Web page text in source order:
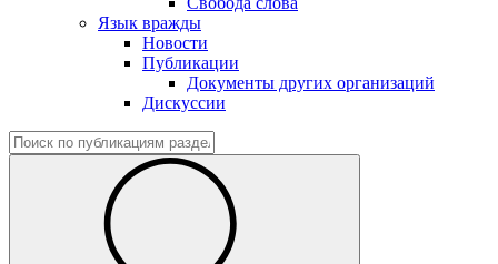
Язык вражды
Новости
Публикации
Документы других организаций
Дискуссии